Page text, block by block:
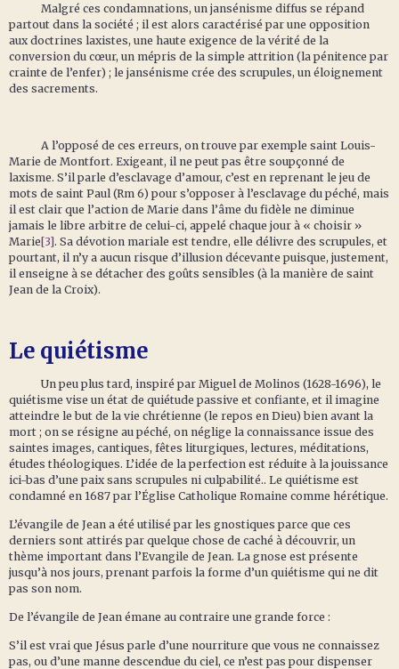
Malgré ces condamnations, un jansénisme diffus se répand
partout dans la société ; il est alors caractérisé par une opposition
aux doctrines laxistes, une haute exigence de la vérité de la
conversion du cœur, un mépris de la simple attrition (la pénitence par
crainte de l’enfer) ; le jansénisme crée des scrupules, un éloignement
des sacrements.
A l’opposé de ces erreurs, on trouve par exemple saint Louis-
Marie de Montfort. Exigeant, il ne peut pas être soupçonné de
laxisme. S’il parle d’esclavage d’amour, c’est en reprenant le jeu de
mots de saint Paul (Rm 6) pour s’opposer à l’esclavage du péché, mais
il est clair que l’action de Marie dans l’âme du fidèle ne diminue
jamais le libre arbitre de celui-ci, appelé chaque jour à « choisir »
Marie[3]. Sa dévotion mariale est tendre, elle délivre des scrupules, et
pourtant, il n’y a aucun risque d’illusion décevante puisque, justement,
il enseigne à se détacher des goûts sensibles (à la manière de saint
Jean de la Croix).
Le quiétisme
Un peu plus tard, inspiré par Miguel de Molinos (1628-1696), le
quiétisme vise un état de quiétude passive et confiante, et il imagine
atteindre le but de la vie chrétienne (le repos en Dieu) bien avant la
mort ; on se résigne au péché, on néglige la connaissance issue des
saintes images, cantiques, fêtes liturgiques, lectures, méditations,
études théologiques. L’idée de la perfection est réduite à la jouissance
ici-bas d’une paix sans scrupules ni culpabilité.. Le quiétisme est
condamné en 1687 par l’Église Catholique Romaine comme hérétique.
L’évangile de Jean a été utilisé par les gnostiques parce que ces
derniers sont attirés par quelque chose de caché à découvrir, un
thème important dans l’Evangile de Jean. La gnose est présente
jusqu’à nos jours, prenant parfois la forme d’un quiétisme qui ne dit
pas son nom.
De l’évangile de Jean émane au contraire une grande force :
S’il est vrai que Jésus parle d’une nourriture que vous ne connaissez
pas, ou d’une manne descendue du ciel, ce n’est pas pour dispenser